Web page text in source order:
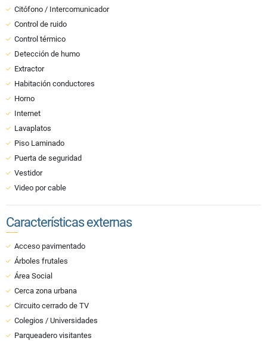
Citófono / Intercomunicador
Control de ruido
Control térmico
Detección de humo
Extractor
Habitación conductores
Horno
Internet
Lavaplatos
Piso Laminado
Puerta de seguridad
Vestidor
Video por cable
Características externas
Acceso pavimentado
Árboles frutales
Área Social
Cerca zona urbana
Circuito cerrado de TV
Colegios / Universidades
Parqueadero visitantes